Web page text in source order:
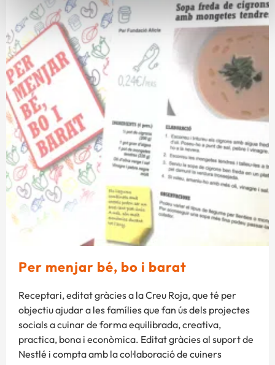
Per menjar bé, bo i barat
Receptari, editat gràcies a la Creu Roja, que té per
objectiu ajudar a les famílies que fan ús dels projectes
socials a cuinar de forma equilibrada, creativa,
practica, bona i econòmica. Editat gràcies al suport de
Nestlé i compta amb la col·laboració de cuiners